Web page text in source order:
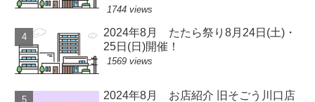
1744 views
2024年8月 たたら祭り8月24日(土)・
25日(日)開催！
1569 views
2024年8月 お店紹介 旧そごう川口店